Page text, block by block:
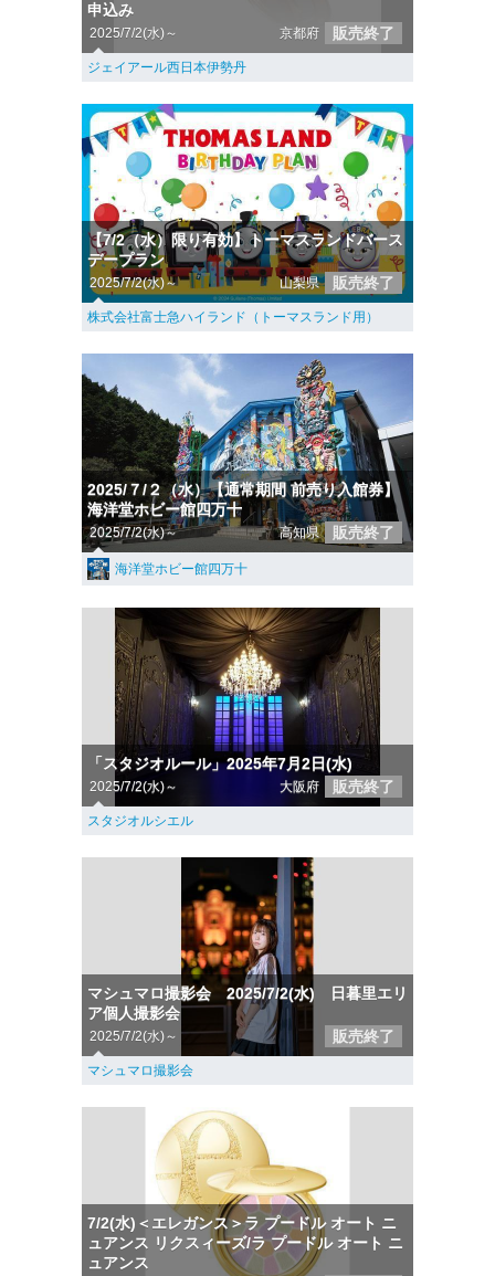
申込み
2025/7/2(水)～ 京都府 販売終了
ジェイアール西日本伊勢丹
【7/2（水）限り有効】トーマスランドバース
デープラン
2025/7/2(水)～ 山梨県 販売終了
株式会社富士急ハイランド（トーマスランド用）
2025/７/２（水）【通常期間 前売り入館券】
海洋堂ホビー館四万十
2025/7/2(水)～ 高知県 販売終了
海洋堂ホビー館四万十
「スタジオルール」2025年7月2日(水)
2025/7/2(水)～ 大阪府 販売終了
スタジオルシエル
マシュマロ撮影会 2025/7/2(水) 日暮里エリ
ア個人撮影会
2025/7/2(水)～ 販売終了
マシュマロ撮影会
7/2(水)＜エレガンス＞ラ プードル オート ニ
ュアンス リクスィーズ/ラ プードル オート ニ
ュアンス